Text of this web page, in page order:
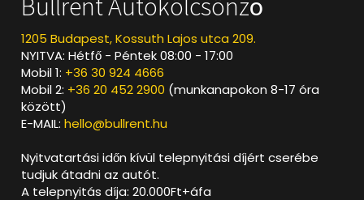
Bullrent Autókölcsönző
1205 Budapest, Kossuth Lajos utca 209.
NYITVA: Hétfő - Péntek 08:00 - 17:00
Mobil 1: +36 30 924 4666
Mobil 2: +36 20 452 2900 (munkanapokon 8-17 óra
között)
E-MAIL:hello@bullrent.hu
Nyitvatartási időn kívül telepnyitási díjért cserébe
tudjuk átadni az autót.
A telepnyitás díja: 20.000Ft+áfa